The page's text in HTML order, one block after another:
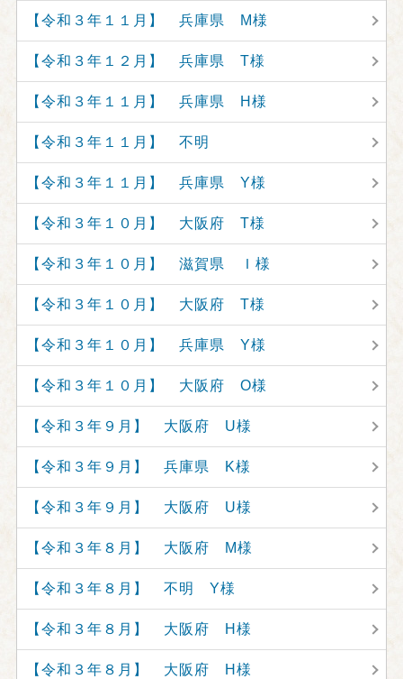
【令和３年１１月】 兵庫県 M様
【令和３年１２月】 兵庫県 T様
【令和３年１１月】 兵庫県 H様
【令和３年１１月】 不明
【令和３年１１月】 兵庫県 Y様
【令和３年１０月】 大阪府 T様
【令和３年１０月】 滋賀県 Ｉ様
【令和３年１０月】 大阪府 T様
【令和３年１０月】 兵庫県 Y様
【令和３年１０月】 大阪府 O様
【令和３年９月】 大阪府 U様
【令和３年９月】 兵庫県 K様
【令和３年９月】 大阪府 U様
【令和３年８月】 大阪府 M様
【令和３年８月】 不明 Y様
【令和３年８月】 大阪府 H様
【令和３年８月】 大阪府 H様